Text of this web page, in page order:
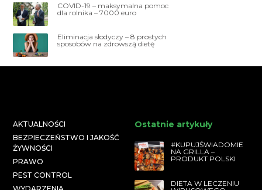
COVID-19 – maksymalna pomoc
dla rolnika – 7000 euro
Eliminacja słodyczy – 8 prostych
sposobów na zdrowszą dietę
AKTUALNOŚCI
BEZPIECZEŃSTWO I JAKOŚĆ
ŻYWNOŚCI
PRAWO
PEST CONTROL
Ostatnie artykuły
#KUPUJŚWIADOMIE
NA GRILLA –
PRODUKT POLSKI
DIETA W LECZENIU